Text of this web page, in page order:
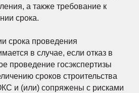
а также требование к
срока.
срока проведения
в случае, если отказ в
проведение госэкспертизы
сроков строительства
и (или) сопряжены с рисками